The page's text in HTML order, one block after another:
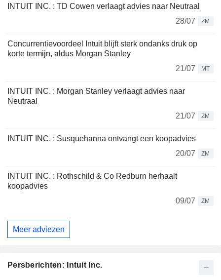
INTUIT INC. : TD Cowen verlaagt advies naar Neutraal
28/07
ZM
Concurrentievoordeel Intuit blijft sterk ondanks druk op
korte termijn, aldus Morgan Stanley
21/07
MT
INTUIT INC. : Morgan Stanley verlaagt advies naar
Neutraal
21/07
ZM
INTUIT INC. : Susquehanna ontvangt een koopadvies
20/07
ZM
INTUIT INC. : Rothschild & Co Redburn herhaalt
koopadvies
09/07
ZM
Meer adviezen
Persberichten: Intuit Inc.